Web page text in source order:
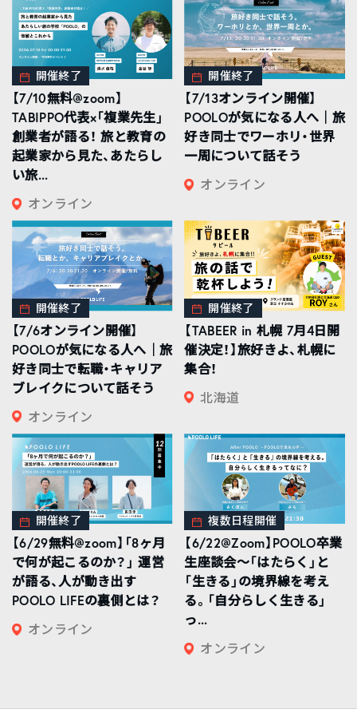
開催終了
【7/10無料@zoom】
TABIPPO代表×「複業先生」
創業者が語る！ 旅と教育の
起業家から見た、あたらし
い旅...
オンライン
開催終了
【7/13オンライン開催】
POOLOが気になる人へ｜旅
好き同士でワーホリ・世界
一周について話そう
オンライン
開催終了
【7/6オンライン開催】
POOLOが気になる人へ｜旅
好き同士で転職・キャリア
ブレイクについて話そう
オンライン
開催終了
【TABEER in 札幌 7月4日開
催決定！】旅好きよ、札幌に
集合！
北海道
開催終了
【6/29無料@zoom】「8ヶ月
で何が起こるのか？」 運営
が語る、人が動き出す
POOLO LIFEの裏側とは？
オンライン
複数日程開催
【6/22@Zoom】POOLO卒業
生座談会〜「はたらく」と
「生きる」の境界線を考え
る。「自分らしく生きる」
っ...
オンライン